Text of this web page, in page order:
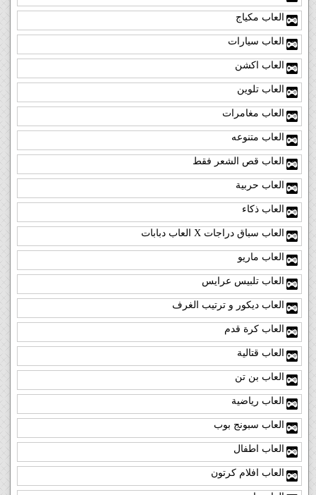
العاب مكياج
العاب سيارات
العاب اكشن
العاب تلوين
العاب مغامرات
العاب متنوعه
العاب قص الشعر فقط
العاب حربية
العاب ذكاء
العاب سباق دراجات X العاب دبابات
العاب ماريو
العاب تلبيس عرايس
العاب ديكور و ترتيب الغرف
العاب كرة قدم
العاب قتالية
العاب بن تن
العاب رياضية
العاب سبونج بوب
العاب اطفال
العاب افلام كرتون